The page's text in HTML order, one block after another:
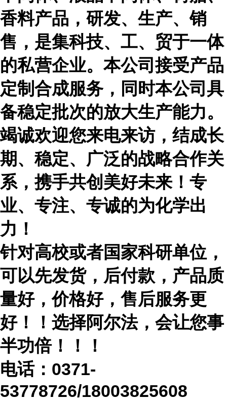
香料产品，研发、生产、销
售，是集科技、工、贸于一体
的私营企业。本公司接受产品
定制合成服务，同时本公司具
备稳定批次的放大生产能力。
竭诚欢迎您来电来访，结成长
期、稳定、广泛的战略合作关
系，携手共创美好未来！专
业、专注、专诚的为化学出
力！
针对高校或者国家科研单位，
可以先发货，后付款，产品质
量好，价格好，售后服务更
好！！选择阿尔法，会让您事
半功倍！！！
电话： 0371-
53778726/18003825608